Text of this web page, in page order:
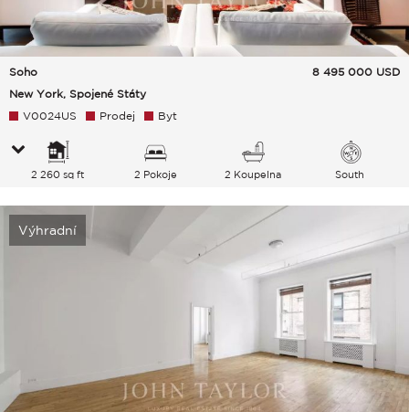
Soho
New York, Spojené Státy
8 495 000 USD
V0024US Prodej Byt
2 260 sq ft 2 Pokoje 2 Koupelna South
Výhradní